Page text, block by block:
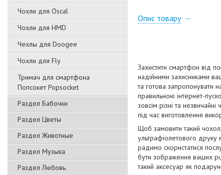
Чохли для Oscal
Чохли для HMD
Чехлы для Doogee
Чохли для Fly
Тримач для смартфона
Попсокет Popsocket
Раздел Бабочки
Раздел Цветы
Раздел Животные
Раздел Музыка
Раздел Любовь
Опис товару
Захистити смартфон від
надійними захисниками
та готова запропонувати
правильною інтернет-
зовсім різні та
під час виготовлення
Щоб замовити такий
ультрафіолетового
радимо скористатися
бути зображення ваших
такий аксесуар як